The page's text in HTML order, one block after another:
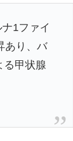
1ファイ
あり、バ
る甲状腺